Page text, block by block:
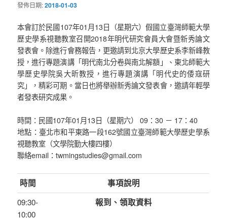
發佈日期:2018-01-03
本會訂於民國107年01月13日（星期六）假國立臺灣師範大學
歷史學系視聽教室召開2018年明代研究會員大會暨新秀論文
發表會。除進行會務報告，更邀請到北京大學歷史系李新峰教
授，進行專題演講「明代南北分卷與南北解額」、東北師範大
學歷史學院吳大昕教授，進行專題演講「明代史的倭寇研
究」，精彩可期。當日也將舉辦新秀論文發表會，邀請年輕學
者發表研究成果。
時間：民國107年01月13日（星期六） 09：30 － 17：40
地點：臺北市和平東路一段162號國立臺灣師範大學歷史學系
視聽教室（文學院勤大樓四樓）
聯絡email：twmingstudies@gmail.com
時間 事項說明
09:30-
10:00
報到、領取資料